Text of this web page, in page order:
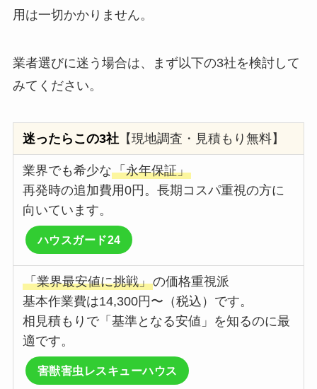
用は一切かかりません。
業者選びに迷う場合は、まず以下の3社を検討して
みてください。
迷ったらこの3社 【現地調査・見積もり無料】
業界でも希少な「永年保証」
再発時の追加費用0円。長期コスパ重視の方に
向いています。
ハウスガード24
「業界最安値に挑戦」の価格重視派
基本作業費は14,300円〜（税込）です。
相見積もりで「基準となる安値」を知るのに最
適です。
害獣害虫レスキューハウス